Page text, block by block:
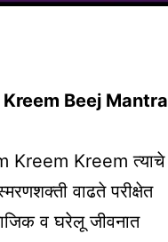
/ Kreem Beej Mantra
Kreem Kreem त्याचे
वाढते परीक्षेत
व घरेलू जीवनात